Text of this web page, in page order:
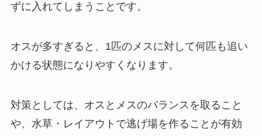
ずに入れてしまうことです。
オスが多すぎると、1匹のメスに対して何匹も追い
かける状態になりやすくなります。
対策としては、オスとメスのバランスを取ること
や、水草・レイアウトで逃げ場を作ることが有効